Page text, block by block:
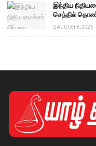
இந்திய
செந்தில்
AUGUST 8, 2026